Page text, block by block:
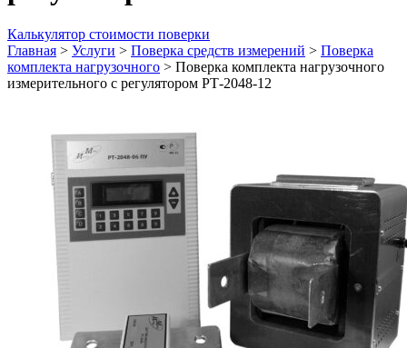
Калькулятор стоимости поверки
Главная > Услуги > Поверка средств измерений > Поверка
комплекта нагрузочного > Поверка комплекта нагрузочного
измерительного с регулятором РТ-2048-12